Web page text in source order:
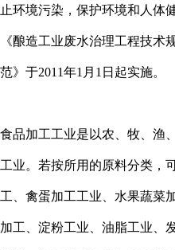
止环境污染，保护环境和人体
《酿造工业废水治理工程技术
范》于2011年1月1日起实施。
食品加工工业是以农、牧、渔
工业。若按所用的原料分类，
工、禽蛋加工工业、水果蔬菜
加工、淀粉工业、油脂工业、